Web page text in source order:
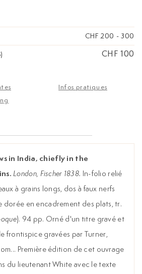
le texte d'Emma Roberts.
à la reliure
CHF 200 - 300
CHF 100
Infos pratiques
in India, chiefly in the
London, Fischer 1838. In-folio relié
à grains longs, dos à faux nerfs
en encadrement des plats, tr.
). 94 pp. Orné d'un titre gravé et
frontispice gravées par Turner,
Première édition de cet ouvrage
du lieutenant White avec le texte